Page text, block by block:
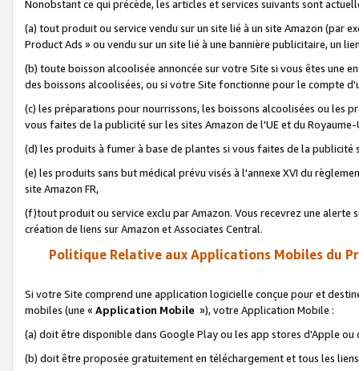
Nonobstant ce qui précède, les articles et services suivants sont
(a) tout produit ou service vendu sur un site lié à un site Amazon (par
Product Ads » ou vendu sur un site lié à une bannière publicitaire, un
(b) toute boisson alcoolisée annoncée sur votre Site si vous êtes une
des boissons alcoolisées, ou si votre Site fonctionne pour le compte
(c) les préparations pour nourrissons, les boissons alcoolisées ou les
vous faites de la publicité sur les sites Amazon de l'UE et du Royaume-
(d) les produits à fumer à base de plantes si vous faites de la publicité
(e) les produits sans but médical prévu visés à l'annexe XVI du
site Amazon FR,
(f)tout produit ou service exclu par Amazon. Vous recevrez une alerte
création de liens sur Amazon et Associates Central.
Politique Relative aux Applications Mobiles du
Si votre Site comprend une application logicielle conçue pour et
mobiles (une « Application Mobile »), votre Application Mobile :
(a) doit être disponible dans Google Play ou les app stores d'Apple ou
(b) doit être proposée gratuitement en téléchargement et tous les